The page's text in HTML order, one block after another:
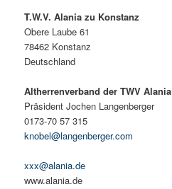
T.W.V. Alania zu Konstanz
Obere Laube 61
78462 Konstanz
Deutschland
Altherrenverband der TWV Alania
Präsident Jochen Langenberger
0173-70 57 315
knobel@langenberger.com
xxx@alania.de
www.alania.de